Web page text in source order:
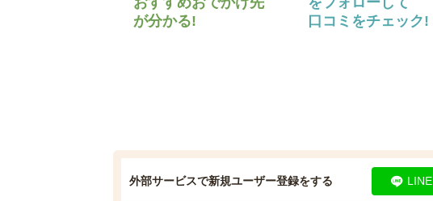
が分かる!
口コミをチェック!
外部サービスで新規ユーザー登録をする LINE